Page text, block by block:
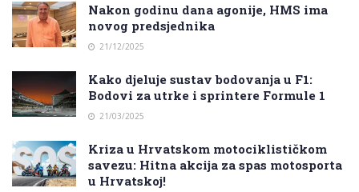
Nakon godinu dana agonije, HMS ima
novog predsjednika
21/12/2025
Kako djeluje sustav bodovanja u F1:
Bodovi za utrke i sprintere Formule 1
21/03/2025
Kriza u Hrvatskom motociklističkom
savezu: Hitna akcija za spas motosporta
u Hrvatskoj!